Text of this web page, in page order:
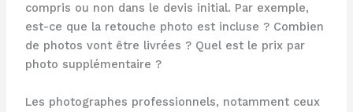
compris ou non dans le devis initial. Par exemple,
est-ce que la retouche photo est incluse ? Combien
de photos vont être livrées ? Quel est le prix par
photo supplémentaire ?
Les photographes professionnels, notamment ceux